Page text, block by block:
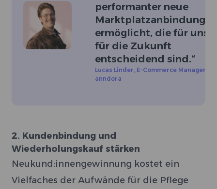
performanter neue
Marktplatzanbindungen
ermöglicht, die für uns
für die Zukunft
entscheidend sind.“
Lucas Linder E-Commerce Manager bei
anndora
2. Kundenbindung und
Wiederholungskauf stärken
Neukund:innengewinnung kostet ein
Vielfaches der Aufwände für die Pflege